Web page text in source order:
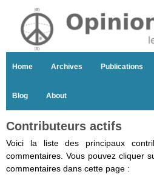
Home Archives Publications
Blog About
Contributeurs actifs
Voici la liste des principaux
commentaires. Vous pouvez cliquer
commentaires dans cette page :